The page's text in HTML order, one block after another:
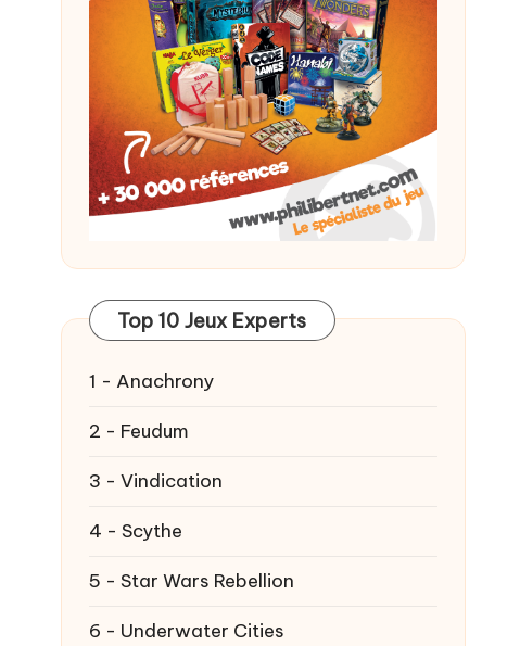
Top 10 Jeux Experts
1 - Anachrony
2 - Feudum
3 - Vindication
4 - Scythe
5 - Star Wars Rebellion
6 - Underwater Cities